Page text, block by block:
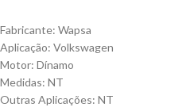
Fabricante: Wapsa
Aplicação: Volkswagen
Motor: Dínamo
Medidas: NT
Outras Aplicações: NT